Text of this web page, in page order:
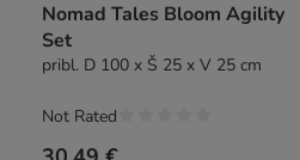
Nomad Tales Bloom Agility
Set
pribl. D 100 x Š 25 x V 25 cm
Not Rated